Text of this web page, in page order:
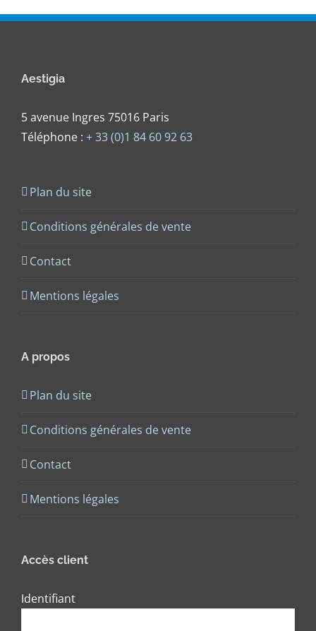
Aestigia
5 avenue Ingres 75016 Paris
Téléphone : + 33 (0)1 84 60 92 63
Plan du site
Conditions générales de vente
Contact
Mentions légales
A propos
Plan du site
Conditions générales de vente
Contact
Mentions légales
Accès client
Identifiant